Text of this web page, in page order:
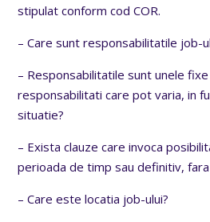
stipulat conform cod COR.
– Care sunt responsabilitatile job-
– Responsabilitatile sunt unele
responsabilitati care pot varia, in
situatie?
– Exista clauze care invoca
perioada de timp sau definitiv,
– Care este locatia job-ului?